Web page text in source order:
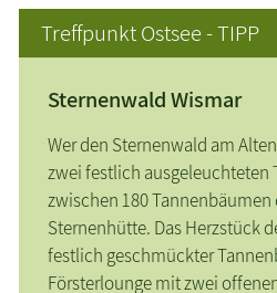
Treffpunkt Ostsee - TIPP
Sternenwald Wismar
Wer den Sternenwald am
zwei festlich ausgeleuchteten
zwischen 180
Sternenhütte. Das Herzstück
festlich geschmückter
Försterlounge mit zwei